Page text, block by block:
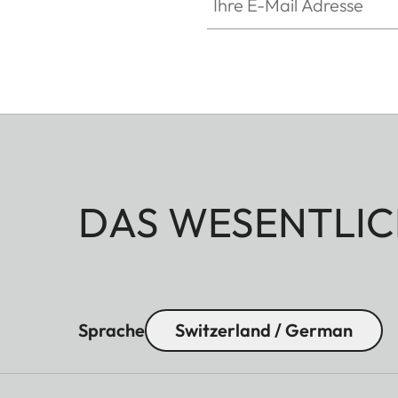
DAS
Sprache Switzerland / German